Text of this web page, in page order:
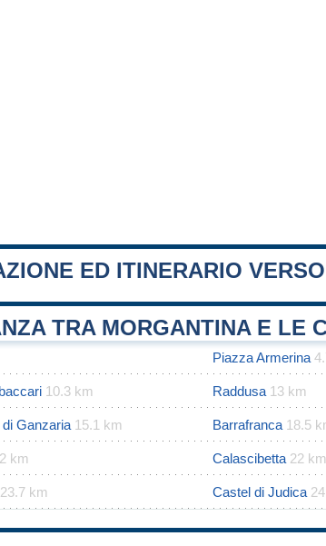
ED ITINERARIO
TRA MORGANTINA E LE
Piazza Armerina
10.3 km Raddusa 13 km
Ganzaria 15.1 km Barrafranca 18.5
km Calascibetta 22 km
23.7 km Castel di Judica